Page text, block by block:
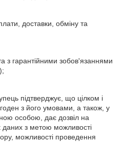
доставки, обміну та
з гарантійними зобов'язаннями
підтверджує, що цілком і
з його умовами, а також, у
особою, дає дозвіл на
даних з метою можливості
можливості проведення